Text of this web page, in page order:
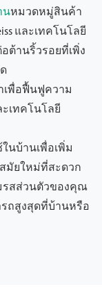
นหมวดหมู่สินค้า
และเทคโนโลยี
ต้านริ้วรอยที่เพิ่ง
เพื่อฟื้นฟูความ
เทคโนโลยี
นบ้านเพื่อเพิ่ม
มัยใหม่ที่สะดวก
รสส่วนตัวของคุณ
ถสูงสุดที่บ้านหรือ